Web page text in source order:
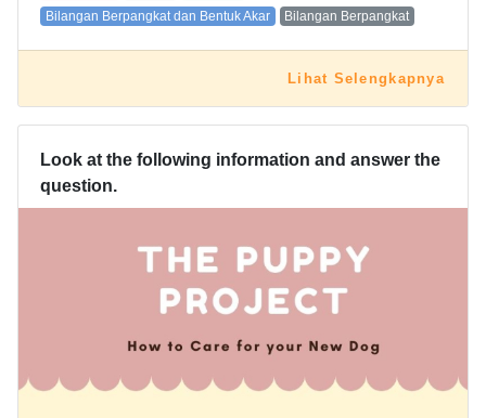
Bilangan Berpangkat dan Bentuk Akar
Bilangan Berpangkat
Lihat Selengkapnya
Look at the following information and answer the
question.